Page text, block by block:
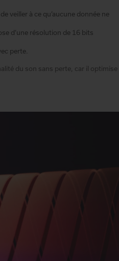
veiller à ce qu’aucune donnée ne
d’une résolution de 16 bits
perte.
du son sans perte, car il optimise